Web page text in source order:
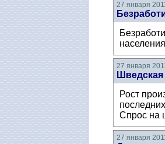
27 января
27 января
Шведская
Рост
Спрос на
27 января